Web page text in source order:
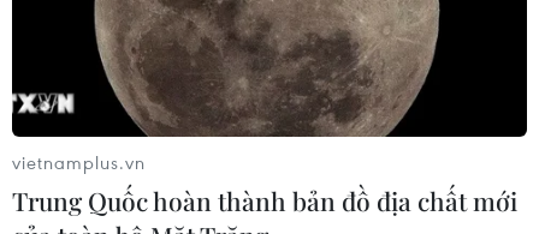
Bỉ tìm ra hướng đi mới trong điều trị
ung thư gan di căn
07/08/2026 04:05
Nga thoái vốn nhà nước khỏi Sân bay
vietnamplus.vn
Trung Quốc hoàn thành bản đồ địa chất mới